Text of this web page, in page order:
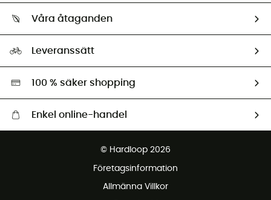
Retur & återbetalning
Ambassadörer
Våra åtaganden
Miljöanpassat urval
Leveranssätt
100 % säker shopping
Enkel online-handel
Gratis retur inom 100 dagar
© Hardloop 2026
Företagsinformation
Allmänna Villkor